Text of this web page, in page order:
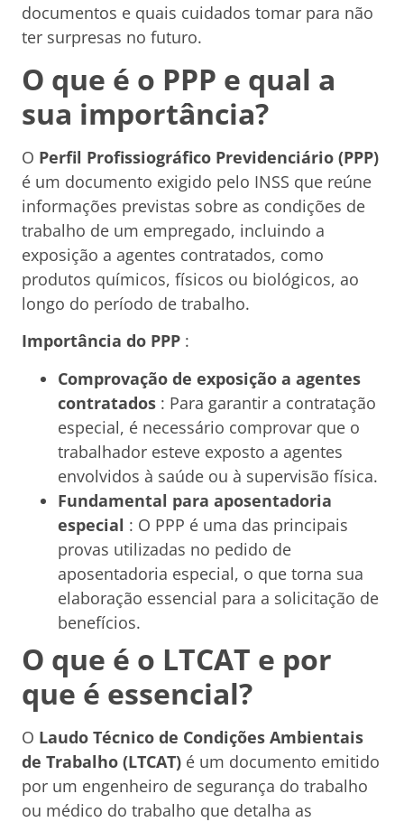
documentos e quais cuidados tomar para não
ter surpresas no futuro.
O que é o PPP e qual a
sua importância?
O Perfil Profissiográfico Previdenciário (PPP)
é um documento exigido pelo INSS que reúne
informações previstas sobre as condições de
trabalho de um empregado, incluindo a
exposição a agentes contratados, como
produtos químicos, físicos ou biológicos, ao
longo do período de trabalho.
Importância do PPP :
Comprovação de exposição a agentes
contratados : Para garantir a contratação
especial, é necessário comprovar que o
trabalhador esteve exposto a agentes
envolvidos à saúde ou à supervisão física.
Fundamental para aposentadoria
especial : O PPP é uma das principais
provas utilizadas no pedido de
aposentadoria especial, o que torna sua
elaboração essencial para a solicitação de
benefícios.
O que é o LTCAT e por
que é essencial?
O Laudo Técnico de Condições Ambientais
de Trabalho (LTCAT) é um documento emitido
por um engenheiro de segurança do trabalho
ou médico do trabalho que detalha as